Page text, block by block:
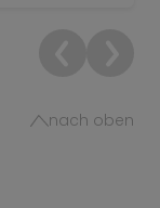
nach oben